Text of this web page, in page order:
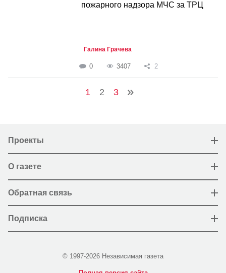
пожарного надзора МЧС за ТРЦ
Галина Грачева
0 3407 2
1 2 3
Проекты
О газете
Обратная связь
Подписка
© 1997-2026 Независимая газета